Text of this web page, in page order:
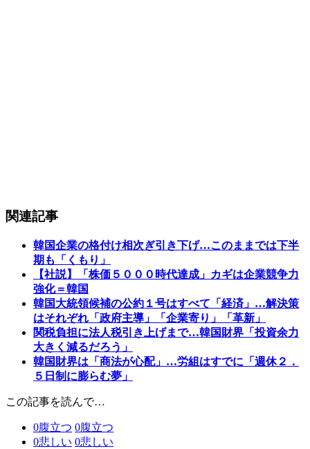
関連記事
韓国企業の格付け相次ぎ引き下げ…このままでは下半
期も「くもり」
【社説】「株価５０００時代達成」カギは企業競争力
強化＝韓国
韓国大統領候補の公約１号はすべて「経済」…解決策
はそれぞれ「政府主導」「企業寄り」「革新」
関税負担に法人税引き上げまで…韓国財界「投資余力
大きく減るだろう」
韓国財界は「商法が心配」…労組はすでに「週休２．
５日制に膨らむ夢」
この記事を読んで…
0腹立つ 0腹立つ
0悲しい 0悲しい